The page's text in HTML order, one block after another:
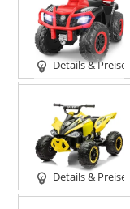
Details & Preise
Details & Preise